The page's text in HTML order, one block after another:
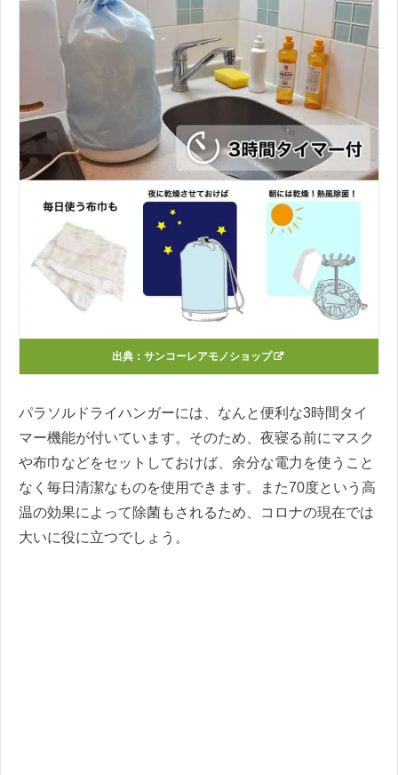
出典：サンコーレアモノショップ
パラソルドライハンガーには、なんと便利な3時間タイ
マー機能が付いています。そのため、夜寝る前にマスク
や布巾などをセットしておけば、余分な電力を使うこと
なく毎日清潔なものを使用できます。また70度という高
温の効果によって除菌もされるため、コロナの現在では
大いに役に立つでしょう。